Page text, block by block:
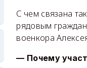
С чем связана
рядовым
военкора
— Почему